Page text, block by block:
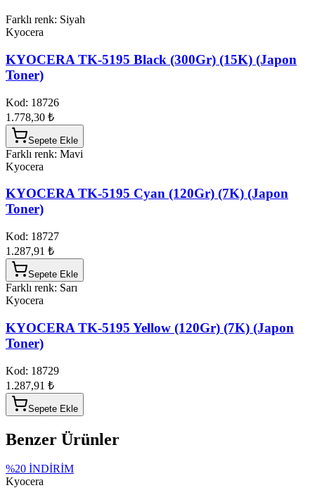
Farklı renk: Siyah
Kyocera
KYOCERA TK-5195 Black (300Gr) (15K) (Japon
Toner)
Kod: 18726
1.778,30 ₺
Sepete Ekle
Farklı renk: Mavi
Kyocera
KYOCERA TK-5195 Cyan (120Gr) (7K) (Japon
Toner)
Kod: 18727
1.287,91 ₺
Sepete Ekle
Farklı renk: Sarı
Kyocera
KYOCERA TK-5195 Yellow (120Gr) (7K) (Japon
Toner)
Kod: 18729
1.287,91 ₺
Sepete Ekle
Benzer Ürünler
%20 İNDİRİM
Kyocera